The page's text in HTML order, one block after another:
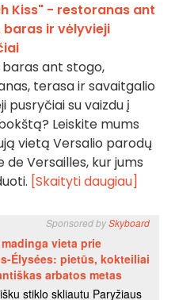
Kiss" - restoranas ant
baras ir vėlyvieji
baras ant stogo,
terasa ir savaitgalio
pusryčiai su vaizdu į
Leiskite mums
vietą Versalio parodų
Versailles, kur jums
[Skaityti daugiau]